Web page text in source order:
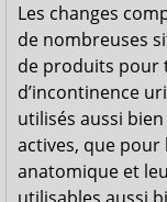
Les changes
de nombreuses
de produits pour
d’incontinence
utilisés aussi
actives, que pour
anatomique et